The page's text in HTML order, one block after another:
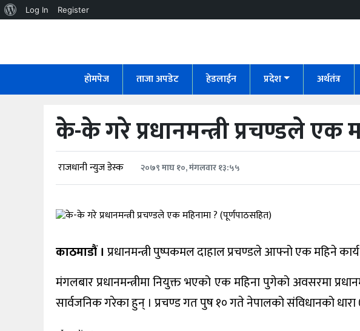
About
Log In Register
होमपेज
ताजा अपडेट हेडलाईन प्रदेश अर्थतंत्र
के-के गरे प्रधानमन्त्री प्रचण्डले एक
राजधानी न्युज डेस्क २०७९ माघ १०, मंगलवार १३:५५
काठमाडौं । प्रधानमन्त्री पुष्पकमल दाहाल प्रचण्डले आफ्नो एक महिने
मंगलबार प्रधानमन्त्रीमा नियुक्त भएको एक महिना पुगेको अवसरमा
सार्वजनिक गरेका हुन् । प्रचण्ड गत पुष १० गते नेपालको संविधानको धारा